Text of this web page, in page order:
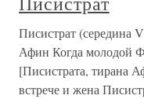
Писистрат (середина
Афин Когда молодой
[Писистрата, тирана
встрече и жена